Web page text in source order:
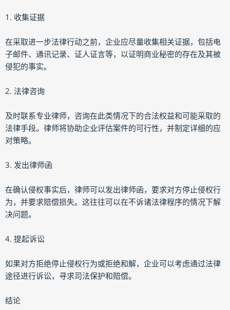
1. 收集证据
在采取进一步法律行动之前，企业应尽量收集相关证据，包括电
子邮件、通讯记录、证人证言等，以证明商业秘密的存在及其被
侵犯的事实。
2. 法律咨询
及时联系专业律师，咨询在此类情况下的合法权益和可能采取的
法律手段。律师将协助企业评估案件的可行性，并制定详细的应
对策略。
3. 发出律师函
在确认侵权事实后，律师可以发出律师函，要求对方停止侵权行
为，并要求赔偿损失。这往往可以在不诉诸法律程序的情况下解
决问题。
4. 提起诉讼
如果对方拒绝停止侵权行为或拒绝和解，企业可以考虑通过法律
途径进行诉讼，寻求司法保护和赔偿。
结论